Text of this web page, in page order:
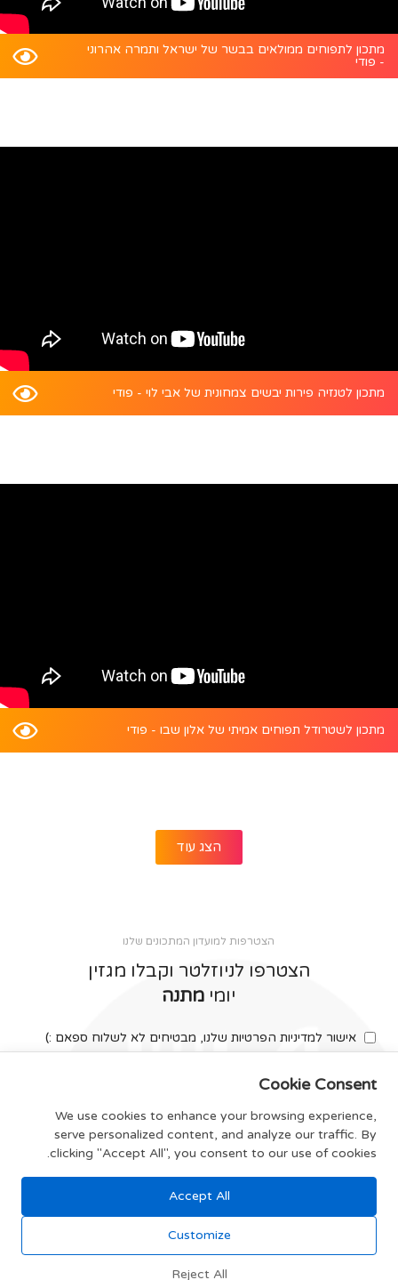
מתכון לתפוחים ממולאים בבשר של ישראל ותמרה אהרוני
- פודי
מתכון לטנזיה פירות יבשים צמחונית של אבי לוי - פודי
מתכון לשטרודל תפוחים אמיתי של אלון שבו - פודי
הצג עוד
הצטרפות למועדון המתכונים שלנו
הצטרפו לניוזלטר וקבלו מגזין
יומי מתנה
אישור למדיניות הפרטיות שלנו, מבטיחים לא לשלוח ספאם :)
צרפו אותי
תקנון האתר
Cookie Consent
We use cookies to enhance your browsing experience,
serve personalized content, and analyze our traffic. By
clicking "Accept All", you consent to our use of cookies.
Accept All
Customize
Reject All